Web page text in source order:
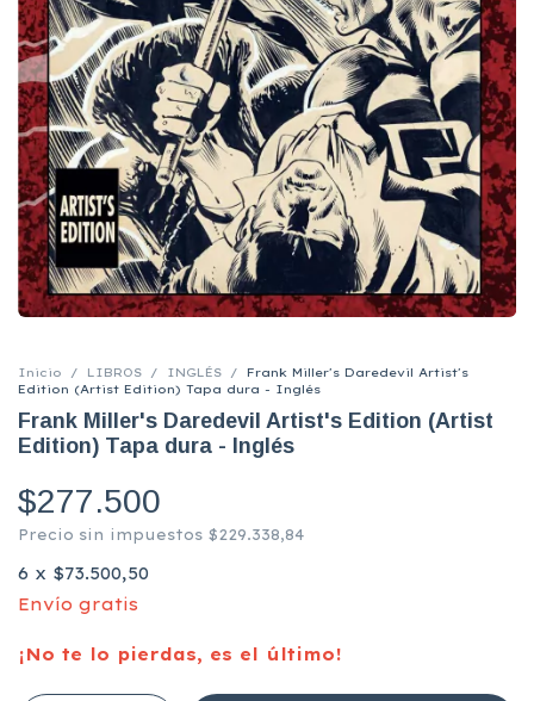
Inicio / LIBROS / INGLÉS /
Frank Miller's Daredevil Artist's
Edition (Artist Edition) Tapa dura - Inglés
Frank Miller's Daredevil Artist's Edition (Artist
Edition) Tapa dura - Inglés
$277.500
Precio sin impuestos $229.338,84
6 x $73.500,50
Envío gratis
¡No te lo pierdas, es el último!